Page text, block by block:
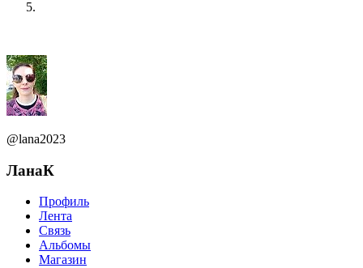
@lana2023
ЛанаК
Профиль
Лента
Связь
Альбомы
Магазин